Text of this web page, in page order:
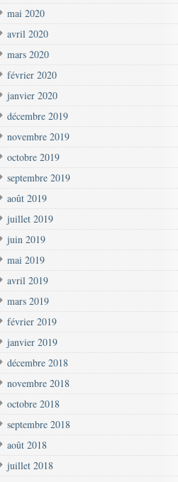
mai 2020
avril 2020
mars 2020
février 2020
janvier 2020
décembre 2019
novembre 2019
octobre 2019
septembre 2019
août 2019
juillet 2019
juin 2019
mai 2019
avril 2019
mars 2019
février 2019
janvier 2019
décembre 2018
novembre 2018
octobre 2018
septembre 2018
août 2018
juillet 2018